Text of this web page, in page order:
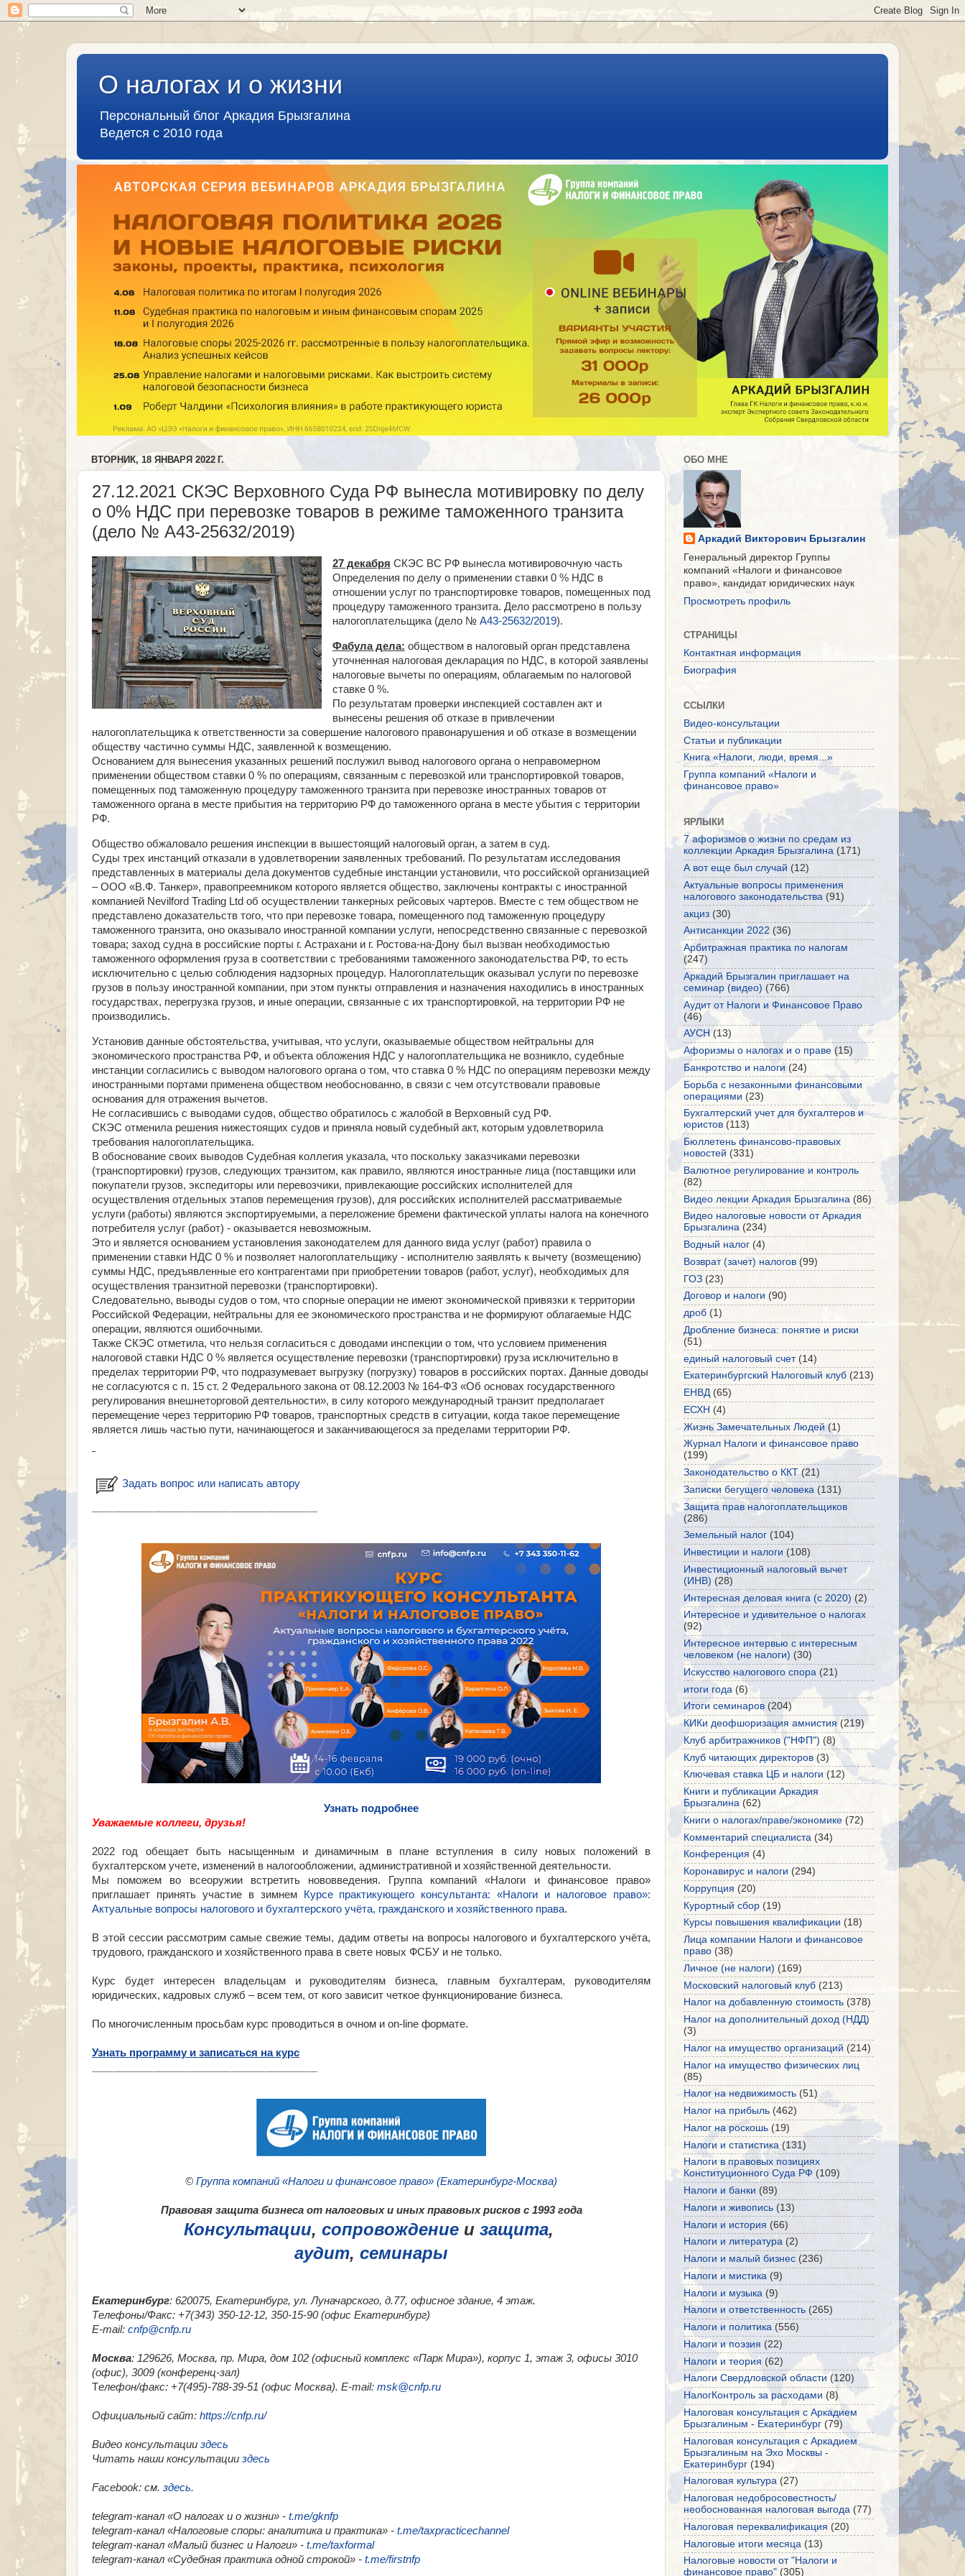
О налогах и о жизни
Персональный блог Аркадия Брызгалина
Ведется с 2010 года
ВТОРНИК, 18 ЯНВАРЯ 2022 Г.
27.12.2021 СКЭС Верховного Суда РФ вынесла мотивировку по делу
о 0% НДС при перевозке товаров в режиме таможенного транзита
(дело № А43-25632/2019)
27 декабря СКЭС ВС РФ вынесла мотивировочную часть
Определения по делу о применении ставки 0 % НДС в
отношении услуг по транспортировке товаров, помещенных под
процедуру таможенного транзита. Дело рассмотрено в пользу
налогоплательщика (дело № А43-25632/2019).
Фабула дела: обществом в налоговый орган представлена
уточненная налоговая декларация по НДС, в которой заявлены
налоговые вычеты по операциям, облагаемым по налоговой
ставке 0 %.
По результатам проверки инспекцией составлен акт и
вынесены решения об отказе в привлечении
налогоплательщика к ответственности за совершение налогового правонарушения и об отказе в возмещении
обществу частично суммы НДС, заявленной к возмещению.
Основанием для вынесения указанных решений послужил вывод налогового органа о неправомерном
применении обществом ставки 0 % по операциям, связанным с перевозкой или транспортировкой товаров,
помещенных под таможенную процедуру таможенного транзита при перевозке иностранных товаров от
таможенного органа в месте прибытия на территорию РФ до таможенного органа в месте убытия с территории
РФ.
Общество обжаловало решения инспекции в вышестоящий налоговый орган, а затем в суд.
Суды трех инстанций отказали в удовлетворении заявленных требований. По результатам исследования
представленных в материалы дела документов судебные инстанции установили, что российской организацией
– ООО «В.Ф. Танкер», правопреемником которого является общество, заключены контракты с иностранной
компанией Nevilford Trading Ltd об осуществлении танкерных рейсовых чартеров. Вместе с тем обществом не
представлено доказательств того, что при перевозке товара, помещенного под таможенную процедуру
таможенного транзита, оно оказывало иностранной компании услуги, непосредственно связанные с перевозкой
товара; заход судна в российские порты г. Астрахани и г. Ростова-на-Дону был вызван необходимостью
таможенного оформления груза в соответствии с требованиями таможенного законодательства РФ, то есть
исключительно с целью соблюдения надзорных процедур. Налогоплательщик оказывал услуги по перевозке
грузов в пользу иностранной компании, при этом пункты отправления и назначения находились в иностранных
государствах, перегрузка грузов, и иные операции, связанные с их транспортировкой, на территории РФ не
производились.
Установив данные обстоятельства, учитывая, что услуги, оказываемые обществом нейтральны для
экономического пространства РФ, и объекта обложения НДС у налогоплательщика не возникло, судебные
инстанции согласились с выводом налогового органа о том, что ставка 0 % НДС по операциям перевозки между
иностранными портами применена обществом необоснованно, в связи с чем отсутствовали правовые
основания для отражения вычетов.
Не согласившись с выводами судов, общество обратилось с жалобой в Верховный суд РФ.
СКЭС отменила решения нижестоящих судов и приняла новый судебный акт, которым удовлетворила
требования налогоплательщика.
В обоснование своих выводов Судебная коллегия указала, что поскольку заказчиками перевозки
(транспортировки) грузов, следующих транзитом, как правило, являются иностранные лица (поставщики или
покупатели грузов, экспедиторы или перевозчики, привлекающие российских исполнителей для
осуществления отдельных этапов перемещения грузов), для российских исполнителей рассматриваемые
услуги (работы) являются экспортируемыми, а переложение бремени фактической уплаты налога на конечного
потребителя услуг (работ) - оказывается невозможным.
Это и является основанием установления законодателем для данного вида услуг (работ) правила о
применении ставки НДС 0 % и позволяет налогоплательщику - исполнителю заявлять к вычету (возмещению)
суммы НДС, предъявленные его контрагентами при приобретении товаров (работ, услуг), необходимых для
осуществления транзитной перевозки (транспортировки).
Следовательно, выводы судов о том, что спорные операции не имеют экономической привязки к территории
Российской Федерации, нейтральны для ее экономического пространства и не формируют облагаемые НДС
операции, являются ошибочными.
Также СКЭС отметила, что нельзя согласиться с доводами инспекции о том, что условием применения
налоговой ставки НДС 0 % является осуществление перевозки (транспортировки) груза исключительно в
пределах территории РФ, что подразумевает выгрузку (погрузку) товаров в российских портах. Данные доводы
не согласуются с п. 15 ст. 2 Федерального закона от 08.12.2003 № 164-ФЗ «Об основах государственного
регулирования внешнеторговой деятельности», в силу которого международный транзит предполагает
перемещение через территорию РФ товаров, транспортных средств в ситуации, когда такое перемещение
является лишь частью пути, начинающегося и заканчивающегося за пределами территории РФ.
Задать вопрос или написать автору
Узнать подробнее
Уважаемые коллеги, друзья!
2022 год обещает быть насыщенным и динамичным в плане вступления в силу новых положений в
бухгалтерском учете, изменений в налогообложении, административной и хозяйственной деятельности.
Мы поможем во всеоружии встретить нововведения. Группа компаний «Налоги и финансовое право»
приглашает принять участие в зимнем Курсе практикующего консультанта: «Налоги и налоговое право»:
Актуальные вопросы налогового и бухгалтерского учёта, гражданского и хозяйственного права.
В этой сессии рассмотрим самые свежие темы, дадим ответы на вопросы налогового и бухгалтерского учёта,
трудового, гражданского и хозяйственного права в свете новых ФСБУ и не только.
Курс будет интересен владельцам и руководителям бизнеса, главным бухгалтерам, руководителям
юридических, кадровых служб – всем тем, от кого зависит четкое функционирование бизнеса.
По многочисленным просьбам курс проводиться в очном и on-line формате.
Узнать программу и записаться на курс
© Группа компаний «Налоги и финансовое право» (Екатеринбург-Москва)
Правовая защита бизнеса от налоговых и иных правовых рисков с 1993 года
Консультации, сопровождение и защита,
аудит, семинары
Екатеринбург: 620075, Екатеринбург, ул. Луначарского, д.77, офисное здание, 4 этаж.
Телефоны/Факс: +7(343) 350-12-12, 350-15-90 (офис Екатеринбург)
E-mail: cnfp@cnfp.ru
Москва: 129626, Москва, пр. Мира, дом 102 (офисный комплекс «Парк Мира»), корпус 1, этаж 3, офисы 3010
(офис), 3009 (конференц-зал)
Телефон/факс: +7(495)-788-39-51 (офис Москва). E-mail: msk@cnfp.ru
Официальный сайт: https://cnfp.ru/
Видео консультации здесь
Читать наши консультации здесь
Facebook: см. здесь.
telegram-канал «О налогах и о жизни» - t.me/gknfp
telegram-канал «Налоговые споры: аналитика и практика» - t.me/taxpracticechannel
telegram-канал «Малый бизнес и Налоги» - t.me/taxformal
telegram-канал «​Судебная практика одной строкой» - t.me/firstnfp
ОБО МНЕ
Аркадий Викторович Брызгалин
Генеральный директор Группы
компаний «Налоги и финансовое
право», кандидат юридических наук
Просмотреть профиль
СТРАНИЦЫ
Контактная информация
Биография
ССЫЛКИ
Видео-консультации
Статьи и публикации
Книга «Налоги, люди, время...»
Группа компаний «Налоги и
финансовое право»
ЯРЛЫКИ
7 афоризмов о жизни по средам из
коллекции Аркадия Брызгалина (171)
А вот еще был случай (12)
Актуальные вопросы применения
налогового законодательства (91)
акциз (30)
Антисанкции 2022 (36)
Арбитражная практика по налогам
(247)
Аркадий Брызгалин приглашает на
семинар (видео) (766)
Аудит от Налоги и Финансовое Право
(46)
АУСН (13)
Афоризмы о налогах и о праве (15)
Банкротство и налоги (24)
Борьба с незаконными финансовыми
операциями (23)
Бухгалтерский учет для бухгалтеров и
юристов (113)
Бюллетень финансово-правовых
новостей (331)
Валютное регулирование и контроль
(82)
Видео лекции Аркадия Брызгалина (86)
Видео налоговые новости от Аркадия
Брызгалина (234)
Водный налог (4)
Возврат (зачет) налогов (99)
ГОЗ (23)
Договор и налоги (90)
дроб (1)
Дробление бизнеса: понятие и риски
(51)
единый налоговый счет (14)
Екатеринбургский Налоговый клуб (213)
ЕНВД (65)
ЕСХН (4)
Жизнь Замечательных Людей (1)
Журнал Налоги и финансовое право
(199)
Законодательство о ККТ (21)
Записки бегущего человека (131)
Защита прав налогоплательщиков
(286)
Земельный налог (104)
Инвестиции и налоги (108)
Инвестиционный налоговый вычет
(ИНВ) (28)
Интересная деловая книга (с 2020) (2)
Интересное и удивительное о налогах
(92)
Интересное интервью с интересным
человеком (не налоги) (30)
Искусство налогового спора (21)
итоги года (6)
Итоги семинаров (204)
КИКи деофшоризация амнистия (219)
Клуб арбитражников ("НФП") (8)
Клуб читающих директоров (3)
Ключевая ставка ЦБ и налоги (12)
Книги и публикации Аркадия
Брызгалина (62)
Книги о налогах/праве/экономике (72)
Комментарий специалиста (34)
Конференция (4)
Коронавирус и налоги (294)
Коррупция (20)
Курортный сбор (19)
Курсы повышения квалификации (18)
Лица компании Налоги и финансовое
право (38)
Личное (не налоги) (169)
Московский налоговый клуб (213)
Налог на добавленную стоимость (378)
Налог на дополнительный доход (НДД)
(3)
Налог на имущество организаций (214)
Налог на имущество физических лиц
(85)
Налог на недвижимость (51)
Налог на прибыль (462)
Налог на роскошь (19)
Налоги и статистика (131)
Налоги в правовых позициях
Конституционного Суда РФ (109)
Налоги и банки (89)
Налоги и живопись (13)
Налоги и история (66)
Налоги и литература (2)
Налоги и малый бизнес (236)
Налоги и мистика (9)
Налоги и музыка (9)
Налоги и ответственность (265)
Налоги и политика (556)
Налоги и поэзия (22)
Налоги и теория (62)
Налоги Свердловской области (120)
НалогКонтроль за расходами (8)
Налоговая консультация с Аркадием
Брызгалиным - Екатеринбург (79)
Налоговая консультация с Аркадием
Брызгалиным на Эхо Москвы -
Екатеринбург (194)
Налоговая культура (27)
Налоговая недобросовестность/
необоснованная налоговая выгода (77)
Налоговая переквалификация (20)
Налоговые итоги месяца (13)
Налоговые новости от "Налоги и
финансовое право" (305)